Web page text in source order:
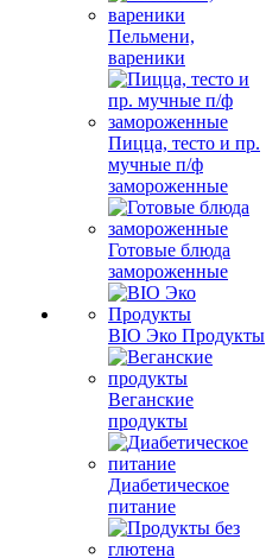
Пельмени,
вареники
Пицца, тесто и пр.
мучные п/ф
замороженные
Готовые блюда
замороженные
BIO Эко Продукты
Веганские
продукты
Диабетическое
питание